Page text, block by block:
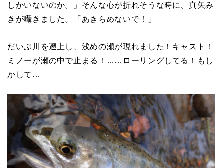
しかいないのか。」そんな心が折れそうな時に、真矢み
きが囁きました。「あきらめないで！」
だいぶ川を遡上し、浅めの瀬が現れました！キャスト！
ミノーが瀬の中で止まる！……ローリングしてる！もし
かして…